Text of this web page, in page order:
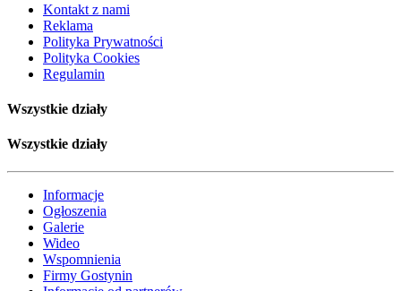
Kontakt z nami
Reklama
Polityka Prywatności
Polityka Cookies
Regulamin
Wszystkie działy
Wszystkie działy
Informacje
Ogłoszenia
Galerie
Wideo
Wspomnienia
Firmy Gostynin